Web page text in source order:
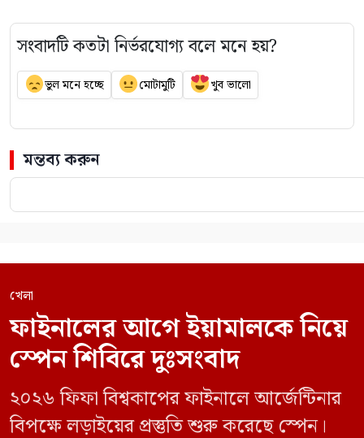
সংবাদটি কতটা নির্ভরযোগ্য বলে মনে হয়?
ভুল মনে হচ্ছে মোটামুটি খুব ভালো
মন্তব্য করুন
খেলা
ফাইনালের আগে ইয়ামালকে নিয়ে
স্পেন শিবিরে দুঃসংবাদ
২০২৬ ফিফা বিশ্বকাপের ফাইনালে আর্জেন্টিনার
বিপক্ষে লড়াইয়ের প্রস্তুতি শুরু করেছে স্পেন।